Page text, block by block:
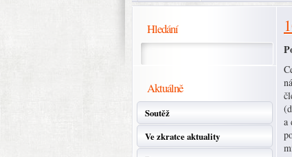
Hledání
Aktuálně
Soutěž
Ve zkratce aktuality
a